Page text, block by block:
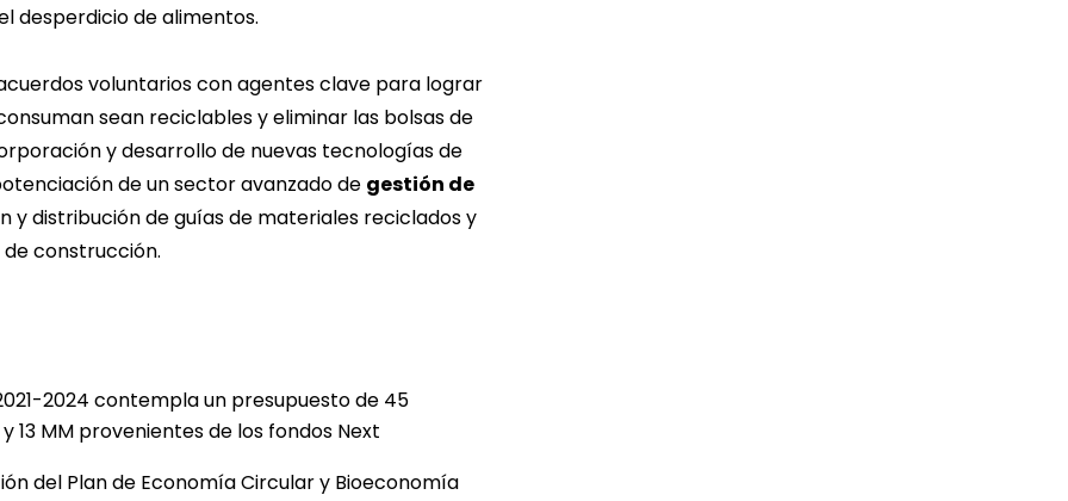
desperdicio de alimentos.
voluntarios con agentes clave para lograr
sean reciclables y eliminar las bolsas de
y desarrollo de nuevas tecnologías de
de un sector avanzado de gestión de
y distribución de guías de materiales reciclados y
construcción.
2024 contempla un presupuesto de 45
13 MM provenientes de los fondos Next
del Plan de Economía Circular y Bioeconomía